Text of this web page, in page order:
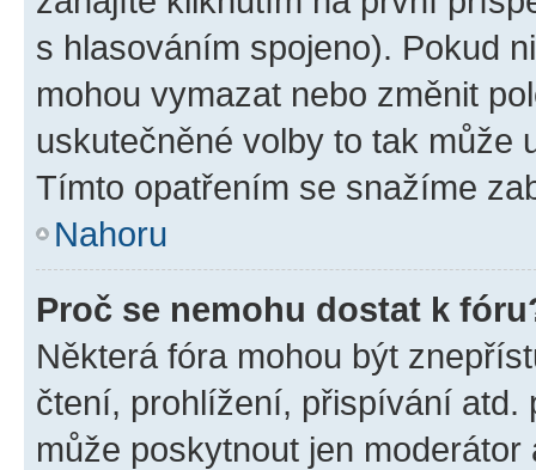
s hlasováním spojeno). Pokud
mohou vymazat nebo změnit
uskutečněné volby to tak může
Tímto opatřením se snažíme
Nahoru
Proč se nemohu dostat k
Některá fóra mohou být
čtení, prohlížení, přispívání atd.
může poskytnout jen